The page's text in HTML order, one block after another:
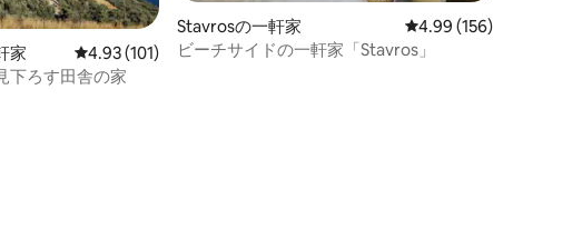
平均評価
家 レビュー101件、5つ星中4.93つ星の平均評価
4.93 (101)
下ろす田舎の家
Stavrosの一軒家 レビュー156件、5つ
4.99 (156)
ビーチサイドの一軒家「Stavros」